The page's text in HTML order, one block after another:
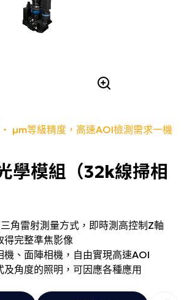
µm等級精度，高速AOI檢測需求一機
學模組（32k線掃相
角雷射測量方式，即時測高控制Z軸
完整準焦影像
、面陣相機，自由實現高速AOI
角度的照明，可因應各種應用